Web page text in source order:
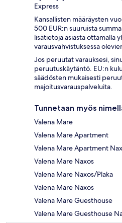
Express
Kansallisten määräysten
500 EUR:n suuruista
lisätietoja asiasta ottamalla
varausvahvistuksessa
Jos peruutat varauksesi,
peruutuskäytäntö. EU:n
säädösten mukaisesti
majoitusvarauspalveluita.
Tunnetaan myös
Valena Mare
Valena Mare Apartment
Valena Mare Apartment
Valena Mare Naxos
Valena Mare Naxos/Plaka
Valena Mare Naxos
Valena Mare Guesthouse
Valena Mare Guesthouse